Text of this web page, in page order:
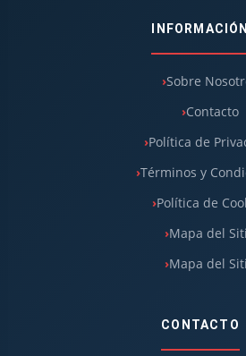
INFORMACIÓN
Sobre
Contacto
Política de
Términos y
Política de
Mapa del
Mapa del
CONTACTO